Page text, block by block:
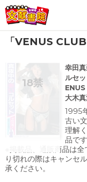
会員登録
「VENUS
幸田
ルセ
大木
1995
古い
理解
品で
※掲載品、通販商品は
り切れの際はキャンセ
承ください。